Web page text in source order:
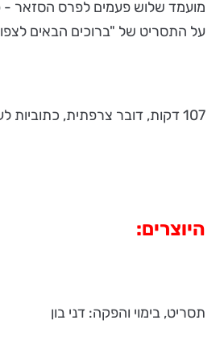
מועמד שלוש פעמים לפרס הסזאר -
על התסריט של "ברוכים הבאים
107 דקות, דובר צרפתית, כתוביות לעברית
היוצרים:
תסריט, בימוי והפקה: דני בון